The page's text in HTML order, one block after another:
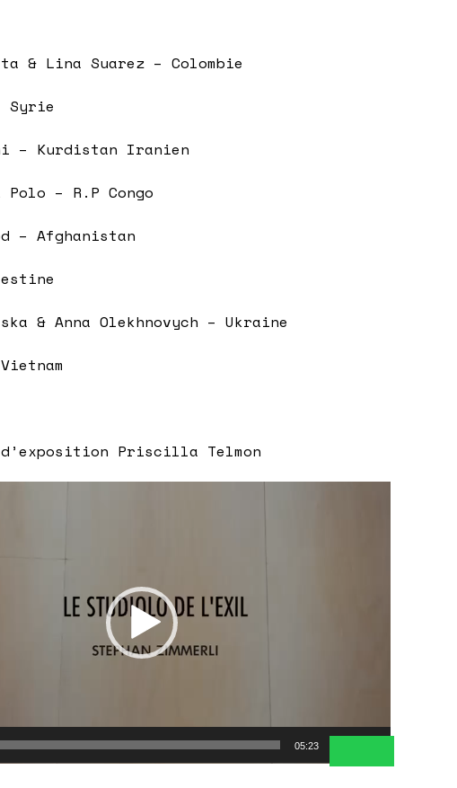
& Lina Suarez – Colombie
Syrie
– Kurdistan Iranien
– R.P Congo
– Afghanistan
& Anna Olekhnovych – Ukraine
d’exposition Priscilla Telmon
05:23